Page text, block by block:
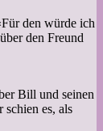
den würde ich
den Freund
Bill und seinen
es, als